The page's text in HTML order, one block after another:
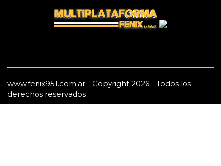
www.fenix951.com.ar - Copyright 2026 - Todos los
derechos reservados